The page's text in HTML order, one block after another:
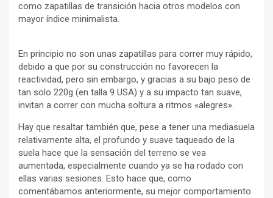
como zapatillas de transición hacia otros modelos con
mayor índice minimalista.
En principio no son unas zapatillas para correr muy rápido,
debido a que por su construcción no favorecen la
reactividad, pero sin embargo, y gracias a su bajo peso de
tan solo 220g (en talla 9 USA) y a su impacto tan suave,
invitan a correr con mucha soltura a ritmos «alegres».
Hay que resaltar también que, pese a tener una mediasuela
relativamente alta, el profundo y suave taqueado de la
suela hace que la sensación del terreno se vea
aumentada, especialmente cuando ya se ha rodado con
ellas varias sesiones. Esto hace que, como
comentábamos anteriormente, su mejor comportamiento